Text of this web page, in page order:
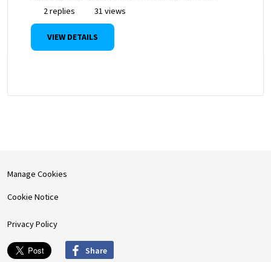
2 replies
31 views
VIEW DETAILS
Manage Cookies
Cookie Notice
Privacy Policy
Share